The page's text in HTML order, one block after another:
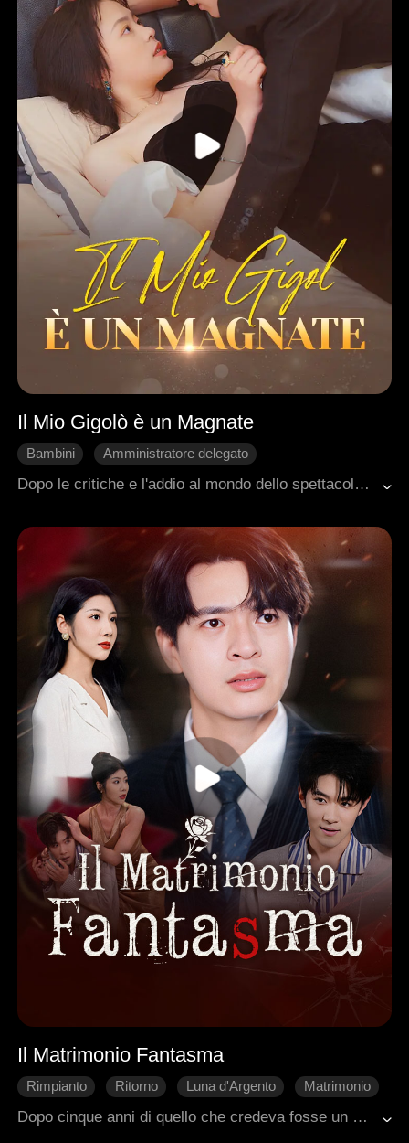
Il Mio Gigolò è un Magnate
Bambini
Amministratore delegato
Dolcezza
Romanzo sentimentale moderno
Dopo le critiche e l'addio al mondo dello spettacolo per via degli haters online, è tornata più famosa che mai… con suo figlio! Scopri come ha segretamente sposato il CEO e riconquistato il successo, in dolce compagnia del suo bimbo adorabile!
Il Matrimonio Fantasma
Rimpianto Ritorno Luna d'Argento
Matrimonio
Dopo cinque anni di quello che credeva fosse un matrimonio, Ethan scoprì di non essere legalmente sposato con Aubrey. Il suo coniuge registrato era Henry. Cogliendoli insieme, sentì la sua supplica che lui era solo un sostituto, anche mentre lei minacciava il suicidio. Con il cuore spezzato, Ethan cancellò la sua identità, cambiò nome e se ne andò per sempre.